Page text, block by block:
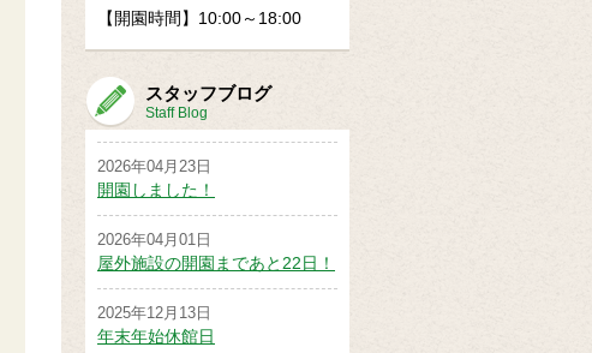
【開園時間】10:00～18:00
スタッフブログ
Staff Blog
2026年04月23日
開園しました！
2026年04月01日
屋外施設の開園まであと22日！
2025年12月13日
年末年始休館日